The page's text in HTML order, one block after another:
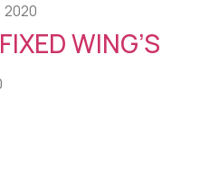
WING’S